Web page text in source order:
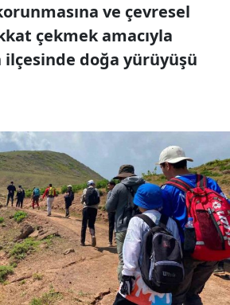
ve çevresel
çekmek amacıyla
doğa yürüyüşü